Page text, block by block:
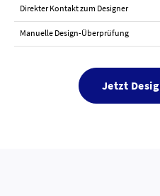
Direkter Kontakt zum Designer
Manuelle Design-Überprüfung
Jetzt